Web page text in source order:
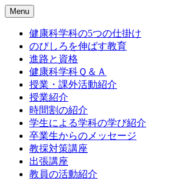
Skip
to
content
Menu
健康科学科の5つの仕掛け
のびしろを伸ばす教育
進路と資格
健康科学科Ｑ＆Ａ
授業・課外活動紹介
授業紹介
時間割の紹介
学生による学科の学び紹介
卒業生からのメッセージ
教採対策講座
出張講座
教員の活動紹介